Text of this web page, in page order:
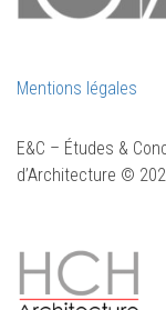
Mentions légales
E&C – Études &
d’Architecture ©